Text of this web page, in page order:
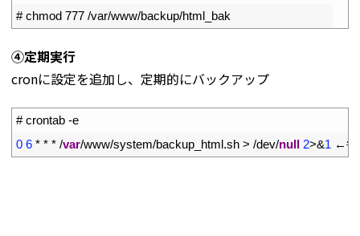
# chmod 777 /var/www/backup/html_bak
④定期実行
cronに設定を追加し、定期的にバックアップ
# crontab -e
0 6 * * * /var/www/system/backup_html.sh > /dev/null 2>&1 ←毎